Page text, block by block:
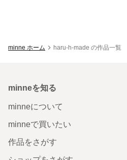
minne ホーム haru-h-made の作品一覧
minneを知る
minneについて
minneで買いたい
作品をさがす